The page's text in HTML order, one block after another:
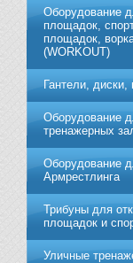
Оборудование
площадок,
площадок,
(WORKOUT)
Гантели,
Обoрудoвание
трeнажерных
Оборудование
Армрестлинга
Трибуны для
площадок и
Уличные